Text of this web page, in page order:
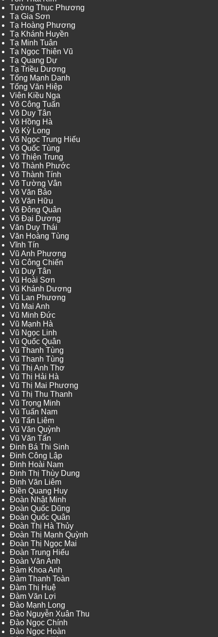
Tường Thục Phương
Tạ Gia Sơn
Tạ Hoàng Phương
Tạ Khánh Huyền
Tạ Minh Tuân
Tạ Ngọc Thiên Vũ
Tạ Quang Dự
Tạ Triều Dương
Tống Mạnh Danh
Tống Văn Hiệp
Viên Kiều Nga
Võ Công Tuấn
Võ Duy Tân
Võ Hồng Hà
Võ Kỳ Long
Võ Ngọc Trung Hiếu
Võ Quốc Tùng
Võ Thiện Trung
Võ Thành Phước
Võ Thành Tính
Võ Tường Vân
Võ Văn Bảo
Võ Văn Hữu
Võ Đông Quân
Võ Đại Dương
Văn Duy Thái
Văn Hoàng Tùng
Vĩnh Tín
Vũ Anh Phương
Vũ Công Chiến
Vũ Duy Tân
Vũ Hoài Sơn
Vũ Khánh Dương
Vũ Lan Phương
Vũ Mai Anh
Vũ Minh Đức
Vũ Mạnh Hà
Vũ Ngọc Linh
Vũ Quốc Quân
Vũ Thanh Tùng
Vũ Thanh Tùng
Vũ Thị Anh Thơ
Vũ Thị Hải Hà
Vũ Thị Mai Phương
Vũ Thị Thu Thanh
Vũ Trọng Minh
Vũ Tuấn Nam
Vũ Tấn Liêm
Vũ Văn Quỳnh
Vũ Văn Tấn
Đinh Bá Thi Sinh
Đinh Công Lập
Đinh Hoài Nam
Đinh Thị Thùy Dung
Đinh Văn Liêm
Điền Quang Huy
Đoàn Nhật Minh
Đoàn Quốc Dũng
Đoàn Quốc Quân
Đoàn Thị Hà Thủy
Đoàn Thị Mạnh Quỳnh
Đoàn Thị Ngọc Mai
Đoàn Trung Hiếu
Đoàn Văn Anh
Đàm Khoa Anh
Đàm Thanh Toàn
Đàm Thị Huệ
Đàm Văn Lợi
Đào Mạnh Long
Đào Nguyễn Xuân Thu
Đào Ngọc Chính
Đào Ngọc Hoàn